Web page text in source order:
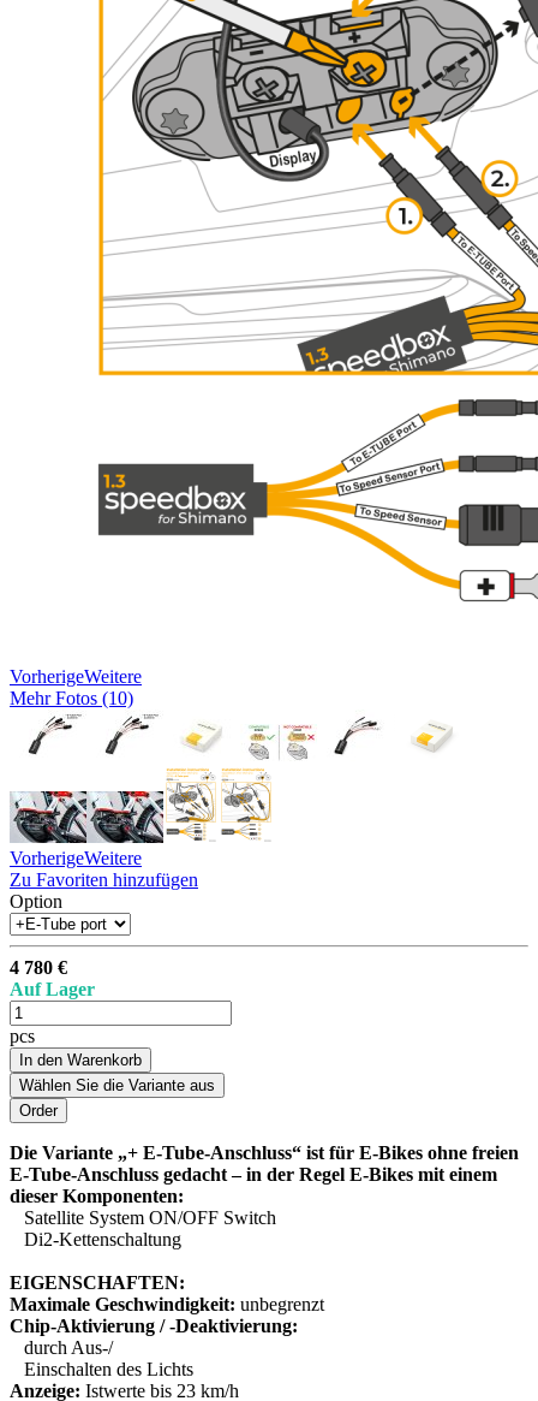
VorherigeWeitere
Mehr Fotos (10)
VorherigeWeitere
Zu Favoriten hinzufügen
Option
4 780 €
Auf Lager
pcs
In den Warenkorb
Wählen Sie die Variante aus
Die Variante „+ E-Tube-Anschluss“ ist für E-Bikes ohne freien
E-Tube-Anschluss gedacht – in der Regel E-Bikes mit einem
dieser Komponenten:
Satellite System ON/OFF Switch
Di2-Kettenschaltung
EIGENSCHAFTEN:
Maximale Geschwindigkeit: unbegrenzt
Chip-Aktivierung / -Deaktivierung:
durch Aus-/
Einschalten des Lichts
Anzeige: Istwerte bis 23 km/h